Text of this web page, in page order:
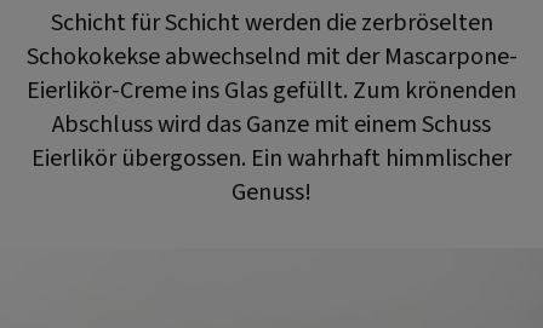
Schicht für Schicht werden die zerbröselten
Schokokekse abwechselnd mit der Mascarpone-
Eierlikör-Creme ins Glas gefüllt. Zum krönenden
Abschluss wird das Ganze mit einem Schuss
Eierlikör übergossen. Ein wahrhaft himmlischer
Genuss!